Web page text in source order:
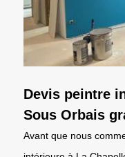
Devis peintre
Sous Orbais
Avant que nous